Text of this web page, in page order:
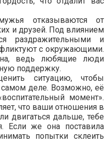
отказываются от
и друзей. Под влиянием
раздражительными и
с окружающими.
ведь любящие люди
поддержку.
ситуацию, чтобы
самом деле. Возможно, её
момент».
что ваши отношения в
двигаться дальше, тебе
Если же она поставила
попытки склеить